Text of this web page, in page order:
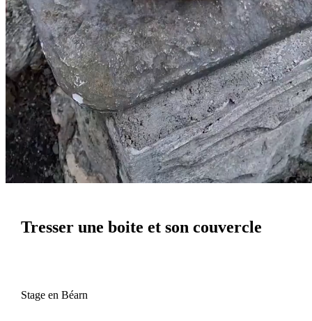
Tresser une boite et son couvercle
Stage en Béarn